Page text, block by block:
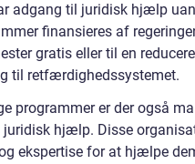
adgang til juridisk hjælp
finansieres af
gratis eller til en
til retfærdighedssystemet.
programmer er der også
hjælp. Disse
ekspertise for at hjælpe